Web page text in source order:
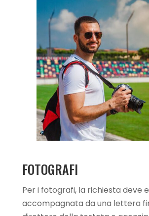
FOTOGRAFI
Per i fotografi, la richiesta deve
accompagnata da una lettera